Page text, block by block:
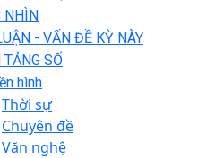
NHÌN
- VẤN ĐỀ KỲ NÀY
TẢNG SỐ
hình
Thời sự
Chuyên đề
Văn nghệ